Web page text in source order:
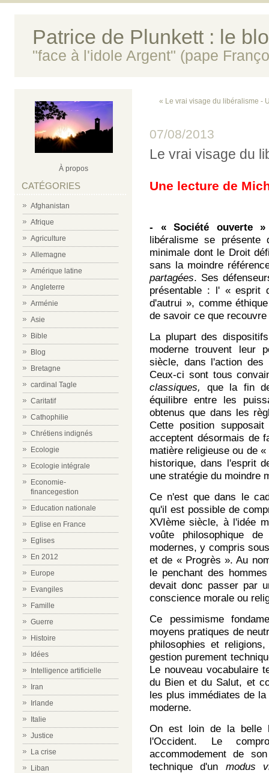
Patrice de Plunkett : le
"face à l'idole Argent" (pape
À propos
CATÉGORIES
Afghanistan
Afrique
Agriculture
Allemagne
Amérique latine
Angleterre
Arménie
Asie
Bible
Blog
Bretagne
cardinal Tagle
Caritatif
Cathophilie
Chrétiens indignés
Ecologie
Ecologie intégrale
Economie-
financegestion
Education nationale
Eglise en France
Eglises
En 2012
Europe
Evangiles
Famille
Guerre
Histoire
Idées
Intelligence artificielle
Iran
Irlande
Italie
Justice
La crise
Liban
« Le vrai visage du libéralisme -
07/08/2013
Le vrai visage du
Une lecture de
- « Société ouverte
libéralisme se présente
minimale dont le Droit
sans la moindre
partagées. Ses
présentable : l' « esprit
d'autrui », comme
de savoir ce que
La plupart des
moderne trouvent leur
siècle, dans l'action des
Ceux-ci sont tous
classiques, que la fin
équilibre entre les
obtenus que dans les
Cette position
acceptent désormais de
matière religieuse ou de
historique, dans l'esprit
une stratégie du moindre
Ce n'est que dans le
qu'il est possible de
XVIème siècle, à l'idée
voûte philosophique
modernes, y compris
et de « Progrès ». Au
le penchant des
devait donc passer par
conscience morale ou
Ce pessimisme
moyens pratiques de
philosophies et
gestion purement
Le nouveau vocabulaire
du Bien et du Salut, et
les plus immédiates de
moderne.
On est loin de la belle
l'Occident. Le
accommodement de
technique d'un modus